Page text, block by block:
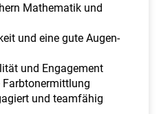
Mathematik und
und eine gute Augen-
und Engagement
und teamfähig